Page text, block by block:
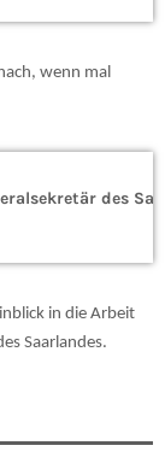
wenn mal
in die Arbeit
Saarlandes.